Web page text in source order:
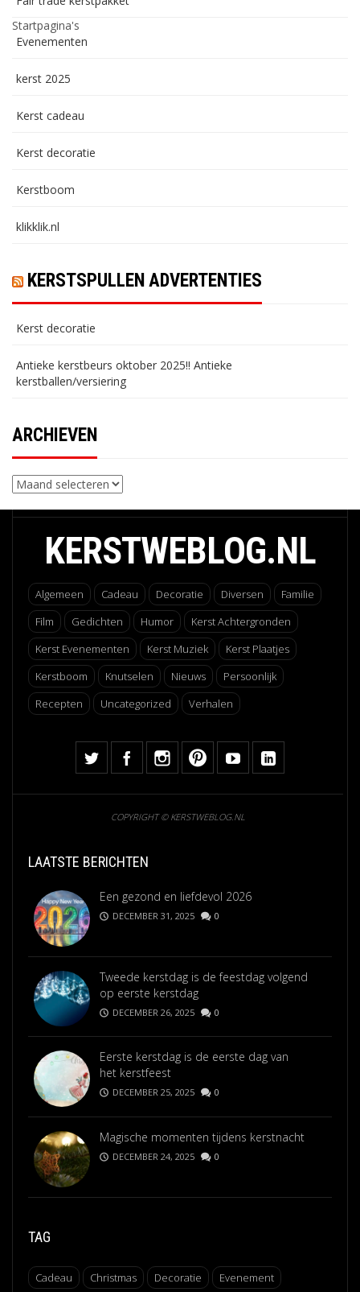
Startpagina's
Evenementen
kerst 2025
Kerst cadeau
Kerst decoratie
Kerstboom
klikklik.nl
KERSTSPULLEN ADVERTENTIES
Kerst decoratie
Antieke kerstbeurs oktober 2025!! Antieke
kerstballen/versiering
ARCHIEVEN
Archieven
KERSTWEBLOG.NL
Algemeen Cadeau Decoratie Diversen
Familie
Film
Gedichten Humor
Kerst Achtergronden
Kerst Evenementen
Kerst Muziek
Kerst Plaatjes
Kerstboom
Knutselen Nieuws
Persoonlijk
Recepten
Uncategorized Verhalen
COPYRIGHT © KERSTWEBLOG.NL
LAATSTE BERICHTEN
Een gezond en liefdevol 2026
DECEMBER 31, 2025 0
Tweede kerstdag is de feestdag volgend
op eerste kerstdag
DECEMBER 26, 2025 0
Eerste kerstdag is de eerste dag van
het kerstfeest
DECEMBER 25, 2025 0
Magische momenten tijdens kerstnacht
DECEMBER 24, 2025 0
TAG
Cadeau Christmas Decoratie Evenement